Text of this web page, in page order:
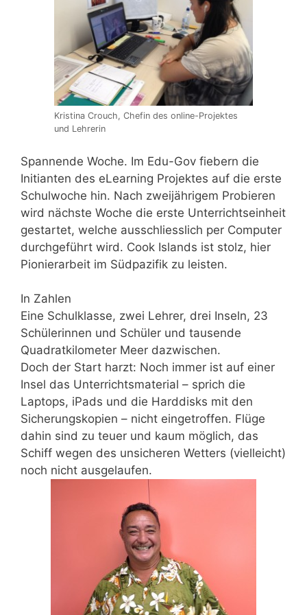
Kristina Crouch, Chefin des online-Projektes
und Lehrerin
Spannende Woche. Im Edu-Gov fiebern die
Initianten des eLearning Projektes auf die erste
Schulwoche hin. Nach zweijährigem Probieren
wird nächste Woche die erste Unterrichtseinheit
gestartet, welche ausschliesslich per Computer
durchgeführt wird. Cook Islands ist stolz, hier
Pionierarbeit im Südpazifik zu leisten.
In Zahlen
Eine Schulklasse, zwei Lehrer, drei Inseln, 23
Schülerinnen und Schüler und tausende
Quadratkilometer Meer dazwischen.
Doch der Start harzt: Noch immer ist auf einer
Insel das Unterrichtsmaterial – sprich die
Laptops, iPads und die Harddisks mit den
Sicherungskopien – nicht eingetroffen. Flüge
dahin sind zu teuer und kaum möglich, das
Schiff wegen des unsicheren Wetters (vielleicht)
noch nicht ausgelaufen.